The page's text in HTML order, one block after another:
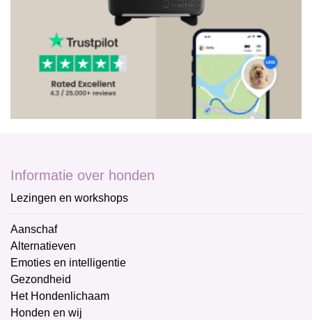
Informatie over honden
Lezingen en workshops
Aanschaf
Alternatieven
Emoties en intelligentie
Gezondheid
Het Hondenlichaam
Honden en wij